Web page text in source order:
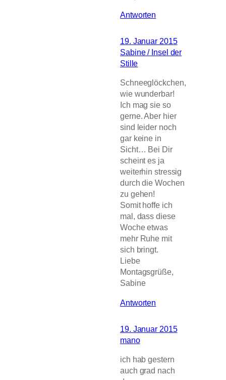
Antworten
19. Januar 2015
Sabine / Insel der
Stille
Schneeglöckchen,
wie wunderbar!
Ich mag sie so
gerne. Aber hier
sind leider noch
gar keine in
Sicht… Bei Dir
scheint es ja
weiterhin stressig
durch die Wochen
zu gehen!
Somit hoffe ich
mal, dass diese
Woche etwas
mehr Ruhe mit
sich bringt.
Liebe
Montagsgrüße,
Sabine
Antworten
19. Januar 2015
mano
ich hab gestern
auch grad nach